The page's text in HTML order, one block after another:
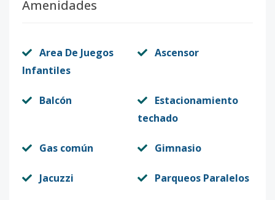
Amenidades
Area De Juegos
Infantiles
Ascensor
Balcón
Estacionamiento
techado
Gas común Gimnasio
Jacuzzi Parqueos Paralelos